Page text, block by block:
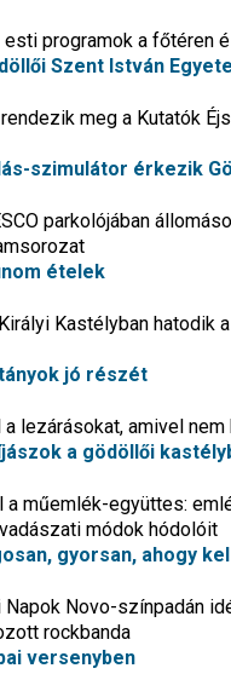
programok a főtéren
Szent István
meg a Kutatók
szimulátor érkezik
parkolójában
ételek
Kastélyban hatodik
jó részét
lezárásokat, amivel
a gödöllői
műemlék-együttes:
módok hódolóit
gyorsan, ahogy
Novo-színpadán
rockbanda
versenyben